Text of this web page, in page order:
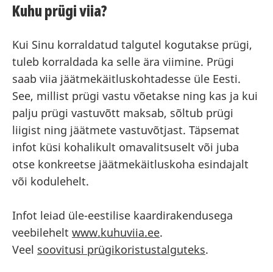
Kuhu prügi viia?
Kui Sinu korraldatud talgutel kogutakse prügi,
tuleb korraldada ka selle ära viimine. Prügi
saab viia jäätmekäitluskohtadesse üle Eesti.
See, millist prügi vastu võetakse ning kas ja kui
palju prügi vastuvõtt maksab, sõltub prügi
liigist ning jäätmete vastuvõtjast. Täpsemat
infot küsi kohalikult omavalitsuselt või juba
otse konkreetse jäätmekäitluskoha esindajalt
või kodulehelt.
Infot leiad üle-eestilise kaardirakendusega
veebilehelt www.kuhuviia.ee.
Veel soovitusi prügikoristustalguteks.